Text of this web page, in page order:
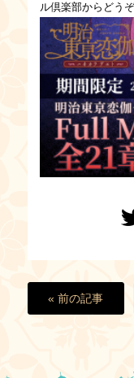
ル倶楽部からどうぞ
« 前の記事